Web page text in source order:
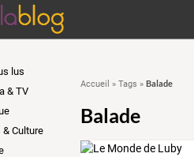
lus
& TV
& Culture
Accueil » Tags » Balade
Balade